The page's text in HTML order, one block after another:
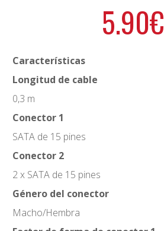
5.90€
Características
Longitud de cable
0,3 m
Conector 1
SATA de 15 pines
Conector 2
2 x SATA de 15 pines
Género del conector
Macho/Hembra